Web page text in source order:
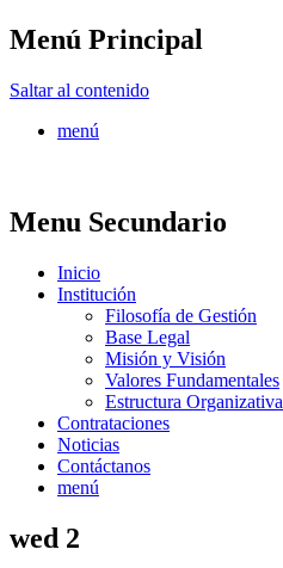
Menú Principal
Saltar al contenido
menú
Menu Secundario
Inicio
Institución
Filosofía de Gestión
Base Legal
Misión y Visión
Valores Fundamentales
Estructura Organizativa
Contrataciones
Noticias
Contáctanos
menú
wed 2